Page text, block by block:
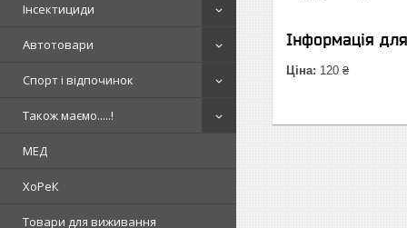
Інсектициди
Автотовари
Спорт і відпочинок
Також маємо.....!
МЕД
ХоРеК
Товари для виживання
Інформація
Ціна: 120 ₴